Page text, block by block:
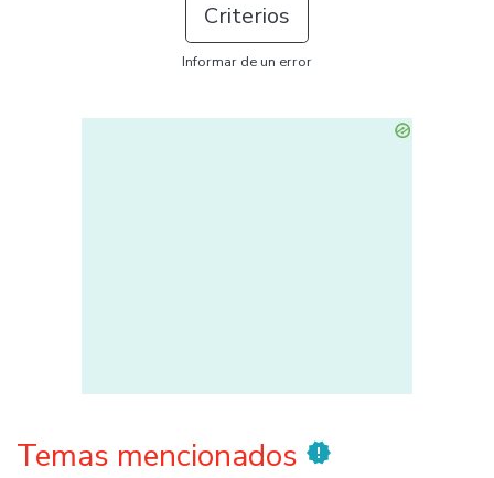
Criterios
Informar de un error
Temas mencionados new_releases